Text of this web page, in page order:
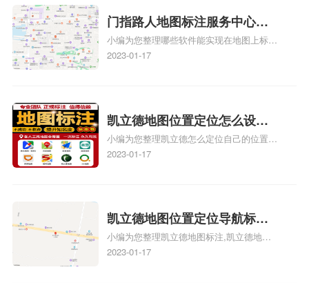
关地图标注知识，详情可查看下方正文！
门指路人地图标注服务中心地
图位置地址标记？门指路人地
图标注服务中心苹果地图位置
小编为您整理哪些软件能实现在地图上标记
门指路人地图标注服务中心位置、门指路人
门指路人地图标注服务中心地址标注上地图
怎么弄相关地图标注知识，详情可查看下方
正文！
2023-01-17
凯立德地图位置定位怎么设置
自己的指路人地图标注服务中
心名？凯立德地图位置定位怎
小编为您整理凯立德怎么定位自己的位置
啊、手机凯立德地图定位怎么设置往上走、
地图标注服务中心铺招牌相关地图标注知
识，详情可查看下方正文！
2023-01-17
凯立德地图位置定位导航标
注？凯立德地图位置定位,导航,
标注？
小编为您整理凯立德地图标注,凯立德地图
标注怎么做啊、凯立德地图标注,凯立德地
2023-01-17